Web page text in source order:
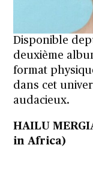
Disponible
deuxième
format
dans cet
audacieux.
HAILU
in Africa)